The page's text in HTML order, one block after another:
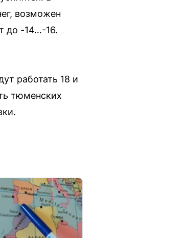
возможен
до -14…-16.
работать 18 и
тюменских